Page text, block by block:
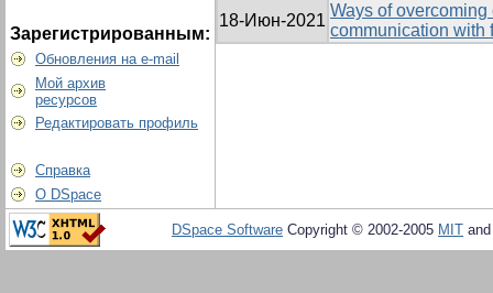
Зарегистрированным:
Обновления на e-mail
Мой архив
ресурсов
Редактировать профиль
Справка
О DSpace
18-Июн-2021
Ways of
communication with
DSpace Software Copyright © 2002-2005 MIT